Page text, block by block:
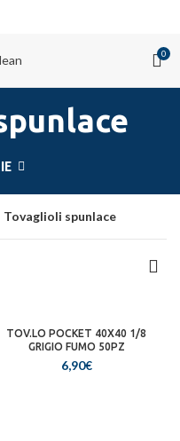
0
Tovaglioli spunlace
TOV.LO POCKET 40X40 1/8
GRIGIO FUMO 50PZ
6,90€